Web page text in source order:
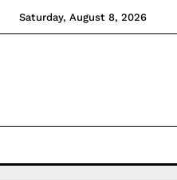
Saturday, August 8, 2026